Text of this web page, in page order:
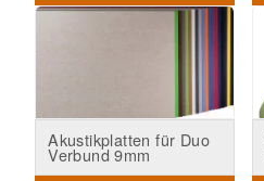
Akustikplatten für Duo
Verbund 9mm